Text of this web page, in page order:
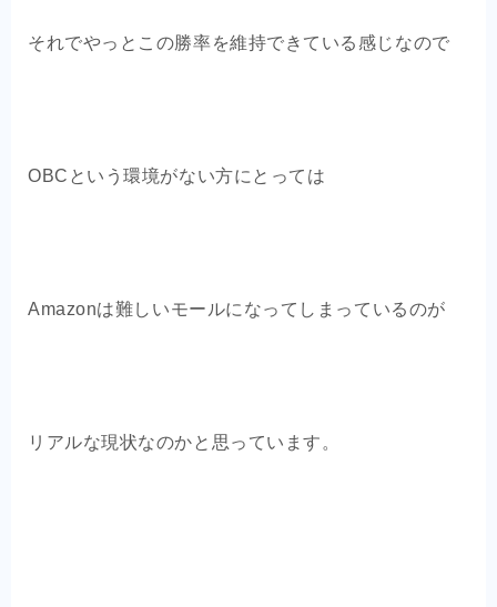
それでやっとこの勝率を維持できている感じなので
OBCという環境がない方にとっては
Amazonは難しいモールになってしまっているのが
リアルな現状なのかと思っています。